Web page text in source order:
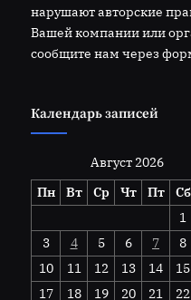
нарушают авторские
Вашей компании или
сообщите нам через
Календарь записей
Август 2026
Пн
Вт Ср Чт Пт Сб
1
3
4 5 6 7 8
10
11 12 13 14 15
17
18 19 20 21 22